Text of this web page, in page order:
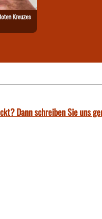
Dann schreiben Sie uns